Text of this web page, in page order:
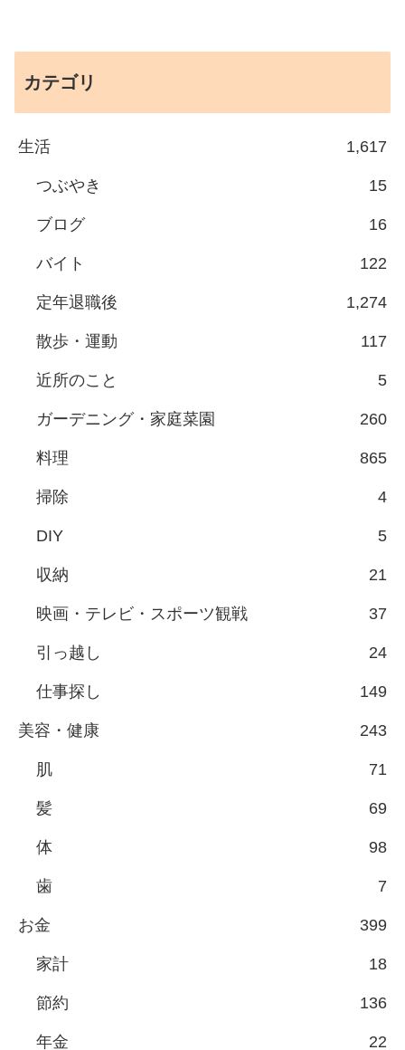
カテゴリ
生活 1,617
つぶやき 15
ブログ 16
バイト 122
定年退職後 1,274
散歩・運動 117
近所のこと 5
ガーデニング・家庭菜園 260
料理 865
掃除 4
DIY 5
収納 21
映画・テレビ・スポーツ観戦 37
引っ越し 24
仕事探し 149
美容・健康 243
肌 71
髪 69
体 98
歯 7
お金 399
家計 18
節約 136
年金 22